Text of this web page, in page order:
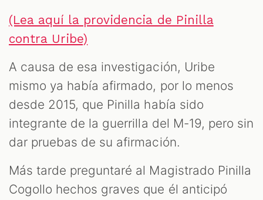
(Lea aquí la providencia de Pinilla
contra Uribe)
A causa de esa investigación, Uribe
mismo ya había afirmado, por lo menos
desde 2015, que Pinilla había sido
integrante de la guerrilla del M-19, pero sin
dar pruebas de su afirmación.
Más tarde preguntaré al Magistrado Pinilla
Cogollo hechos graves que él anticipó